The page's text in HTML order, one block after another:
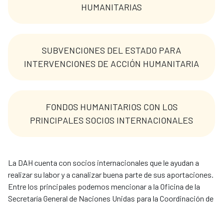
HUMANITARIAS
SUBVENCIONES DEL ESTADO PARA
INTERVENCIONES DE ACCIÓN HUMANITARIA
FONDOS HUMANITARIOS CON LOS
PRINCIPALES SOCIOS INTERNACIONALES
La DAH cuenta con socios internacionales que le ayudan a
realizar su labor y a canalizar buena parte de sus aportaciones.
Entre los principales podemos mencionar a la Oficina de la
Secretaría General de Naciones Unidas para la Coordinación de